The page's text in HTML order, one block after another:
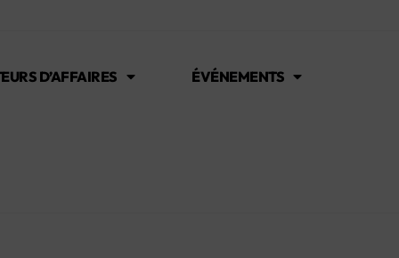
D’AFFAIRES ÉVÉNEMENTS